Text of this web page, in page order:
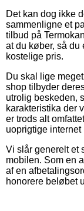
Det kan dog ikke
sammenligne et
tilbud på
at du køber, så du
kostelige pris.
Du skal lige
shop tilbyder
utrolig beskeden,
karakteristika der
er trods alt
uoprigtige internet
Vi slår generelt et
mobilen. Som en
af en
honorere beløbet